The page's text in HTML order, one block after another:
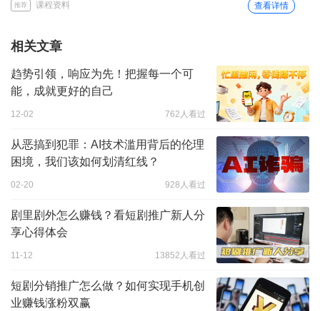
推荐 课程资料 查看详情
相关文章
趋势引领，响应为先！把握每一个可
能，成就更好的自己
12-02 762人看过
从恶搞到犯罪：AI技术滥用背后的伦理
困境，我们该如何划清红线？
02-20 928人看过
剧里剧外怎么赚钱？看短剧推广新人分
享心得体会
11-12 13852人看过
短剧分销推广怎么做？如何实现手机创
业赚钱涨粉双赢